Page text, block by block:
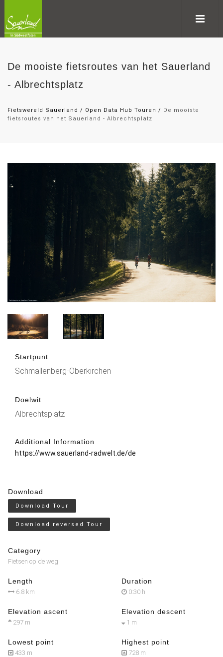
De mooiste fietsroutes van het Sauerland
- Albrechtsplatz
Fietswereld Sauerland / Open Data Hub Touren / De mooiste
fietsroutes van het Sauerland - Albrechtsplatz
Startpunt
Schmallenberg-Oberkirchen
Doelwit
Albrechtsplatz
Additional Information
https://www.sauerland-radwelt.de/de
Download
Download Tour
Download reversed Tour
Category
Fietsen op de weg
Length
6.8 km
Duration
0:30 h
Elevation ascent
297 m
Elevation descent
1 m
Lowest point
433 m
Highest point
728 m